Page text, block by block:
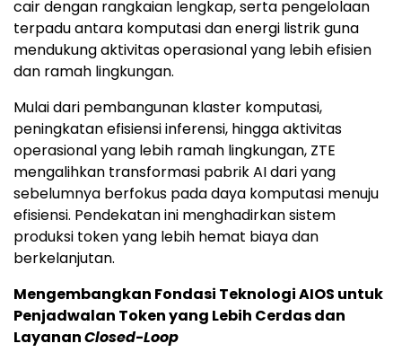
cair dengan rangkaian lengkap, serta pengelolaan
terpadu antara komputasi dan energi listrik guna
mendukung aktivitas operasional yang lebih efisien
dan ramah lingkungan.
Mulai dari pembangunan klaster komputasi,
peningkatan efisiensi inferensi, hingga aktivitas
operasional yang lebih ramah lingkungan, ZTE
mengalihkan transformasi pabrik AI dari yang
sebelumnya berfokus pada daya komputasi menuju
efisiensi. Pendekatan ini menghadirkan sistem
produksi token yang lebih hemat biaya dan
berkelanjutan.
Mengembangkan Fondasi Teknologi AIOS untuk
Penjadwalan Token yang Lebih Cerdas dan
LayananClosed-Loop